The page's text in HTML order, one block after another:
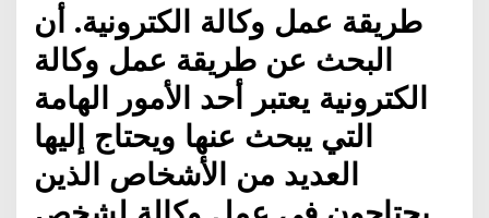
طريقة عمل وكالة الكترونية. أن
البحث عن طريقة عمل وكالة
الكترونية يعتبر أحد الأمور الهامة
التي يبحث عنها ويحتاج إليها
العديد من الأشخاص الذين